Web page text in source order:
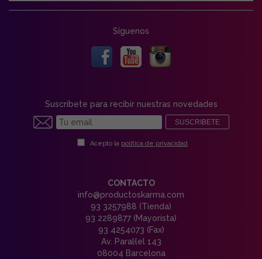
Síguenos
Suscríbete para recibir nuestras novedades
SUSCRIBETE
Acepto la política de privacidad
CONTACTO
info@productoskarma.com
93 3257988 (Tienda)
93 2289877 (Mayorista)
93 4254073 (Fax)
Av. Paral·lel 143
08004 Barcelona